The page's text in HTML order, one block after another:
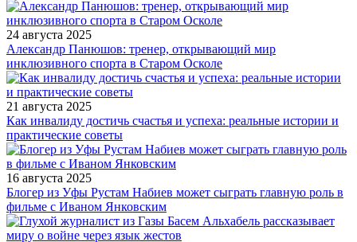
24 августа 2025
Александр Панюшов: тренер, открывающий мир
инклюзивного спорта в Старом Осколе
21 августа 2025
Как инвалиду достичь счастья и успеха: реальные истории и
практические советы
16 августа 2025
Блогер из Уфы Рустам Набиев может сыграть главную роль в
фильме с Иваном Янковским